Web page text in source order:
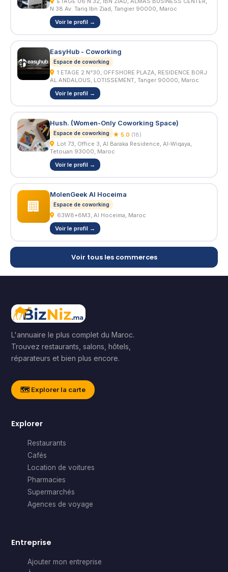
N 38 Av. Tariq Ibn Ziad, Tangier 90000, Maroc
Voir le profil →
EasyHub - Coworking
Espace de coworking
AL ANDALOUS, LOTISSEMENT, Tanger 90000, Maroc
Voir le profil →
Hush. (Women-Only Coworking Space)
Espace de coworking ★ 5.0 (18)
Tetouan 93000, Maroc
Voir le profil →
🏢
MolenGeek Al Hoceima
Espace de coworking
63W8+6M3, Al Hoceima, Maroc
Voir le profil →
Voir tous les commerces
L'annuaire le plus complet du Maroc.
Trouvez restaurants, salons, hôtels,
réparateurs et bien plus encore.
🗺️ Explorer la carte
Explorer
Restaurants
Cafés
Location de voitures
Pharmacies
Supermarchés
Agences de voyage
Entreprise
Ajouter mon entreprise